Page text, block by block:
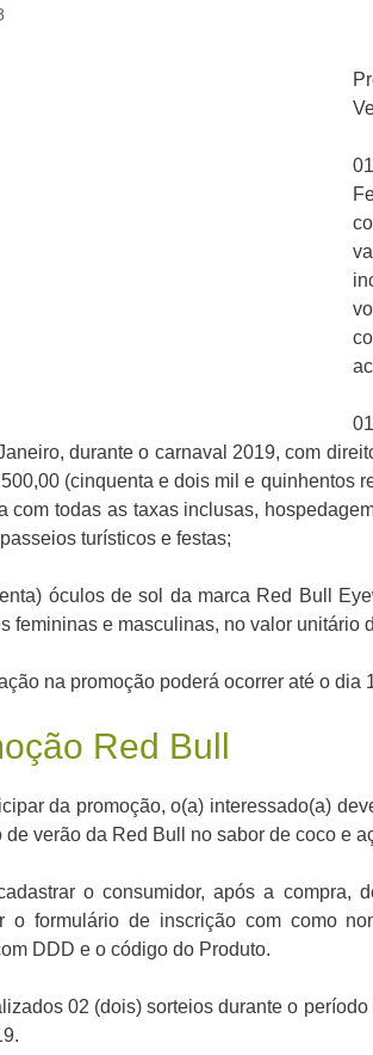
durante o carnaval 2019, com
(cinquenta e dois mil e quinhentos
com todas as taxas inclusas,
turísticos e festas;
óculos de sol da marca Red Bull
femininas e masculinas, no valor unitário
na promoção poderá ocorrer até o dia
Red Bull
da promoção, o(a) interessado(a)
de verão da Red Bull no sabor de coco e
o consumidor, após a compra,
o formulário de inscrição com como
DDD e o código do Produto.
02 (dois) sorteios durante o